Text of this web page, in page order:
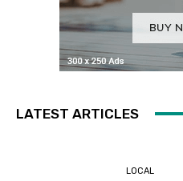
LATEST ARTICLES
LOCAL